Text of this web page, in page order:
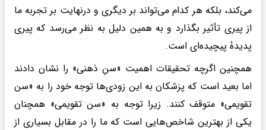
می‌کند، بلکه هر کدام می‌تواند بر دیگری و درنهایت بر تجربه ما
از پیری تأثیر بگذارد و به همین دلیل به نظر می‌رسد که پیری
پدیدۀ پیچیده‌ای است.
همچنین اگرچه تحقیقات اهمیت «سنِ ذهنی» را نشان دادند
اما بعید است که پزشکان به این زودی‌ها توجه خود را به «سن
تقویمی» متوقف کنند. زیرا توجه به «سن تقویمی» همچنان
یکی از بهترین شاخص‌هایی است که ما را در مقابل بسیاری از